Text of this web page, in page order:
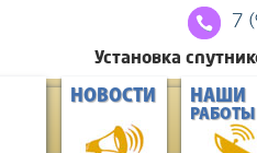
7
Установка
НОВОСТИ НАШИ
РАБОТЫ